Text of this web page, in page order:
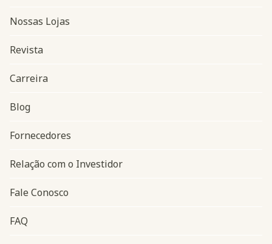
Navegação do rodapé
Nossas Lojas
Revista
Carreira
Blog
Fornecedores
Relação com o Investidor
Fale Conosco
FAQ